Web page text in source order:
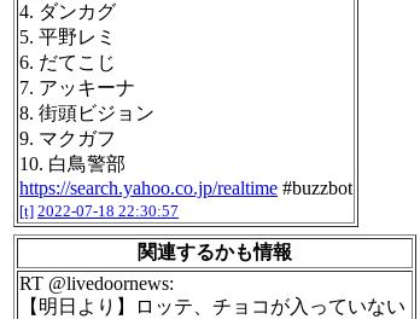
4. ダンカグ
5. 平野レミ
6. だてこじ
7. アッキーナ
8. 街頭ビジョン
9. マクガフ
10. 白鳥警部
https://search.yahoo.co.jp/realtime #buzzbot
[t] 2022-07-18 22:30:57
関連するかも情報
RT @livedoornews:
【明日より】ロッテ、チョコが入っていない